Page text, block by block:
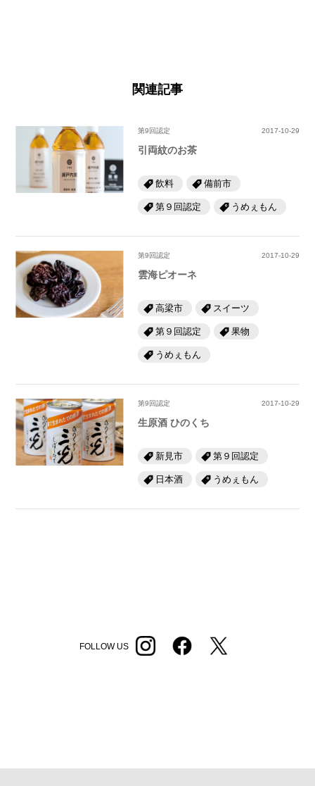
関連記事
第9回認定 2017-10-29
引両紋のお茶
飲料 備前市
第９回認定 うめぇもん
第9回認定 2017-10-29
雲海ピオーネ
高梁市 スイーツ
第９回認定 果物
うめぇもん
第9回認定 2017-10-29
生原酒 ひのくち
新見市 第９回認定
日本酒 うめぇもん
FOLLOW US